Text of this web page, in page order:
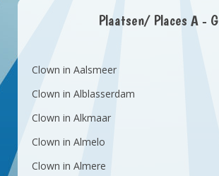
Plaatsen/ Places A - G
Clown in Aalsmeer
Clown in Alblasserdam
Clown in Alkmaar
Clown in Almelo
Clown in Almere